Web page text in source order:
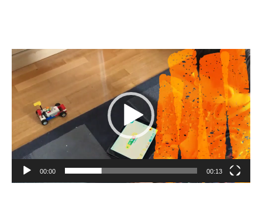
Video
Player
00:00 00:13